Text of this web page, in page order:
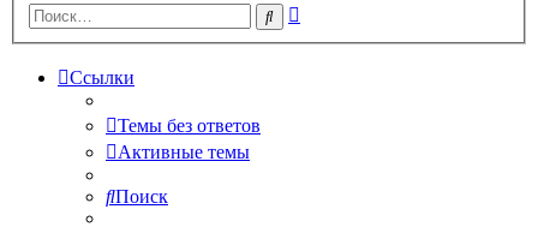
Поиск
Ссылки
Темы без ответов
Активные темы
Поиск